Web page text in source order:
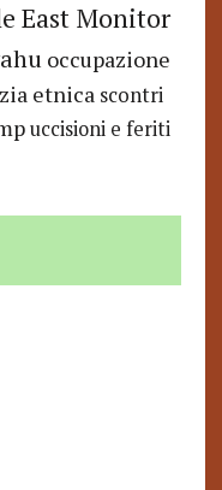
East Monitor
occupazione
etnica scontri
uccisioni e feriti